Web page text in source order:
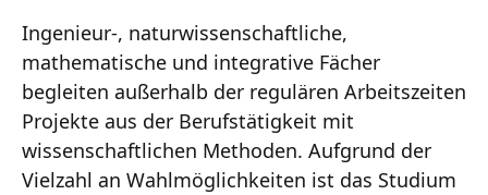
Ingenieur-, naturwissenschaftliche,
mathematische und integrative Fächer
begleiten außerhalb der regulären Arbeitszeiten
Projekte aus der Berufstätigkeit mit
wissenschaftlichen Methoden. Aufgrund der
Vielzahl an Wahlmöglichkeiten ist das Studium